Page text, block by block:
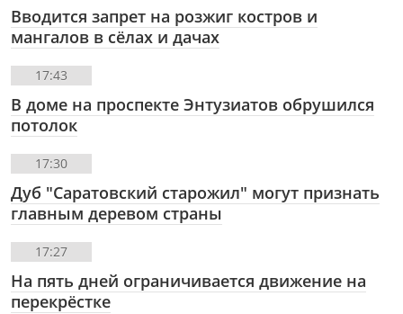
Вводится запрет на розжиг костров и
мангалов в сёлах и дачах
17:43
В доме на проспекте Энтузиатов обрушился
потолок
17:30
Дуб "Саратовский старожил" могут признать
главным деревом страны
17:27
На пять дней ограничивается движение на
перекрёстке